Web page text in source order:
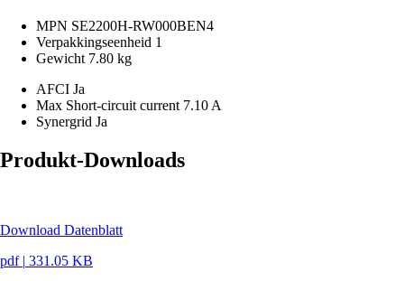
MPN SE2200H-RW000BEN4
Verpakkingseenheid 1
Gewicht 7.80 kg
AFCI Ja
Max Short-circuit current 7.10 A
Synergrid Ja
Produkt-Downloads
Download Datenblatt
pdf | 331.05 KB